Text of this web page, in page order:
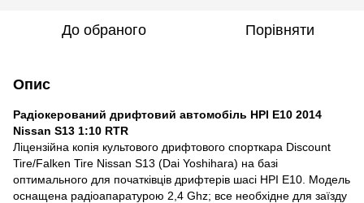
До обраного Порівняти
Опис
Радіокерований дрифтовий автомобіль HPI E10 2014
Nissan S13 1:10 RTR
Ліцензійна копія культового дрифтового спорткара Discount
Tire/Falken Tire Nissan S13 (Dai Yoshihara) на базі
оптимального для початківців дрифтерів шасі HPI E10. Модель
оснащена радіоапаратурою 2,4 Ghz; все необхідне для заїзду